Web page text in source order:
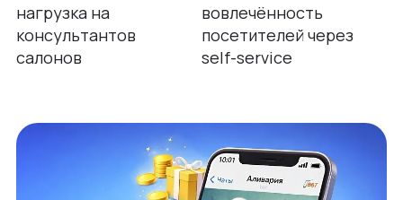
нагрузка на
консультантов
салонов
вовлечённость
посетителей через
self-service